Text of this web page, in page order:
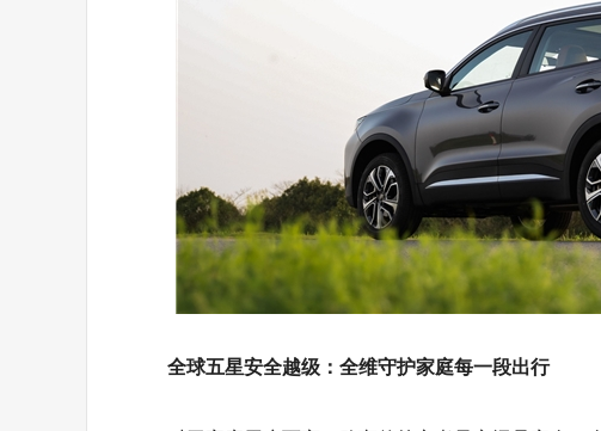
全球五星安全越级：全维守护家庭每一段出行